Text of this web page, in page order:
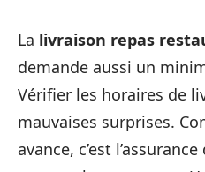
La livraison repas
demande aussi un
Vérifier les horaires de
mauvaises surprises.
avance, c’est